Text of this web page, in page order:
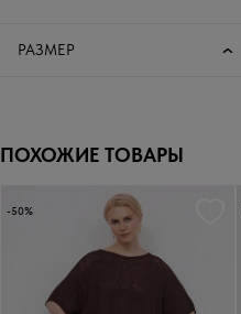
РАЗМЕР
ПОХОЖИЕ ТОВАРЫ
-50%